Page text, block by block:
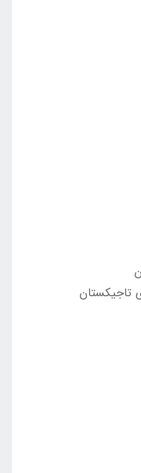
تاجیکستان